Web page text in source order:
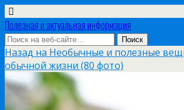
Полезная и актуальная информация
Назад на Необычные и полезные
обычной жизни (80 фото)